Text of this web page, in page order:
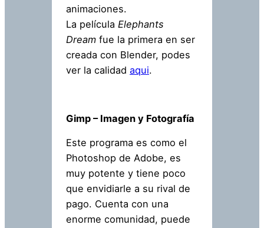
animaciones.
La película Elephants
Dream fue la primera en ser
creada con Blender, podes
ver la calidad aqui.
Gimp – Imagen y Fotografía
Este programa es como el
Photoshop de Adobe, es
muy potente y tiene poco
que envidiarle a su rival de
pago. Cuenta con una
enorme comunidad, puede